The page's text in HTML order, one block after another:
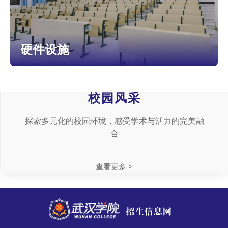
硬件设施
校园风采
探索多元化的校园环境，感受学术与活力的完美融
合
查看更多 >